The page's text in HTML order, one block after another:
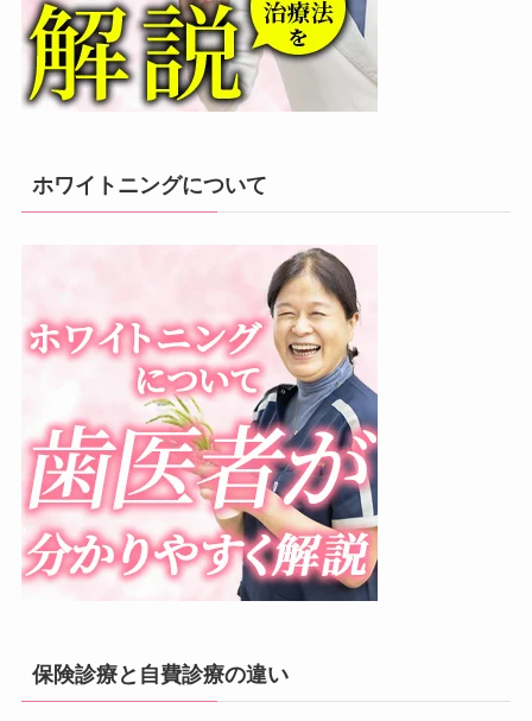
ホワイトニングについて
保険診療と自費診療の違い